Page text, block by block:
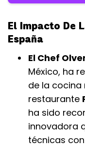
El Impacto De
España
El Chef
México, ha
de la cocina
restaurante
ha sido
innovadora
técnicas